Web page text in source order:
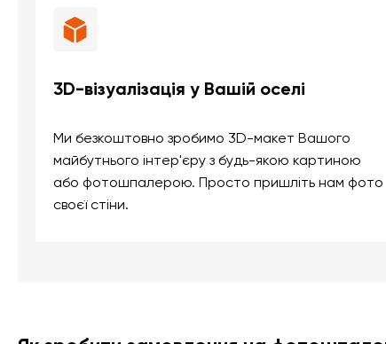
3D-візуалізація у Вашій оселі
Ми безкоштовно зробимо 3D-макет Вашого
майбутнього інтер'єру з будь-якою картиною
або фотошпалерою. Просто пришліть нам фото
своєї стіни.